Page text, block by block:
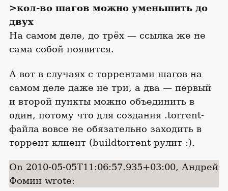
>кол-во шагов можно уменьшить до
двух
На самом деле, до трёх — ссылка же не
сама собой появится.
А вот в случаях с торрентами шагов на
самом деле даже не три, а два — первый
и второй пункты можно объединить в
один, потому что для создания .torrent-
файла вовсе не обязательно заходить в
торрент-клиент (buildtorrent рулит :).
On 2010-05-05T11:06:57.935+03:00, Андрей
Фомин wrote: